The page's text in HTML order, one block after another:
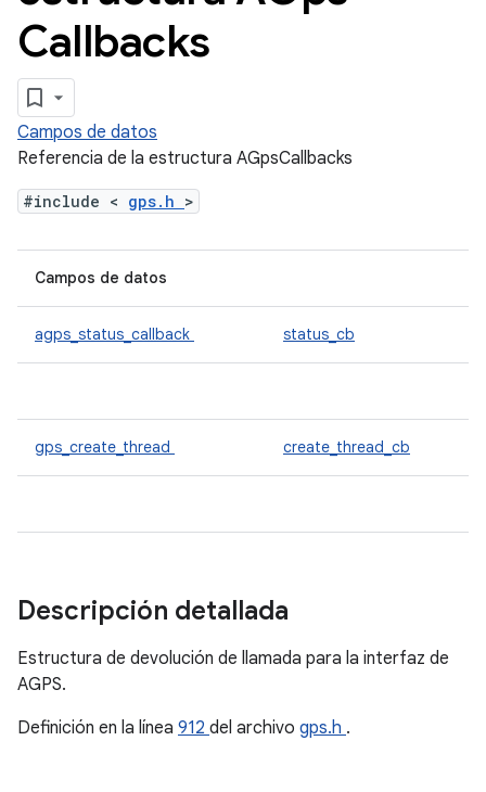
Callbacks
Campos de datos
Referencia de la estructura AGpsCallbacks
#include < gps.h >
Campos de datos
agps_status_callback status_cb
gps_create_thread create_thread_cb
Descripción detallada
Estructura de devolución de llamada para la interfaz de
AGPS.
Definición en la línea 912 del archivo gps.h .